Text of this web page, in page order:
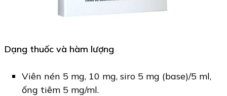
Dạng thuốc và hàm lượng
Viên nén 5 mg, 10 mg, siro 5 mg (base)/5 ml,
ống tiêm 5 mg/ml.